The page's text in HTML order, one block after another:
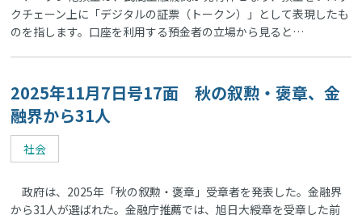
クチェーン上に「デジタルの証票（トークン）」として表現したも
のを指します。口座を利用する預金者の立場から見ると…
2025年11月7日号17面 秋の叙勲・褒章、金
融界から31人
社会
政府は、2025年「秋の叙勲・褒章」受章者を発表した。金融界
から31人が選ばれた。金融庁推薦では、旭日大綬章を受章した前